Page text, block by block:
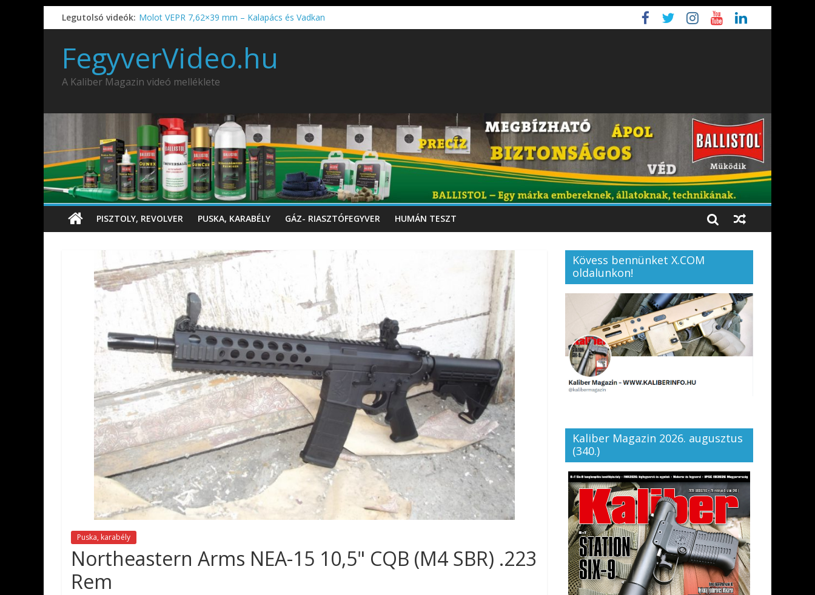
Legutolsó videók: Molot VEPR 7,62×39 mm – Kalapács és Vadkan
IDÉN IS INDUL: Fegyvertervező- és gyártó szakmérnöki, illetve szakspecialista képzés!!!
IWA2026 – Puskák 1. rész
Ardesa Patriot “FAPADOS” .45 elöltöltő perkussziós pisztoly
AMD-65 oktató METSZET
FegyverVideo.hu
A Kaliber Magazin videó melléklete
PISZTOLY, REVOLVER PUSKA, KARABÉLY GÁZ- RIASZTÓFEGYVER HUMÁN TESZT
Puska, karabély
Northeastern Arms NEA-15 10,5" CQB (M4 SBR) .223
Rem
Kövess bennünket X.COM
oldalunkon!
Kaliber Magazin 2026. augusztus
(340.)